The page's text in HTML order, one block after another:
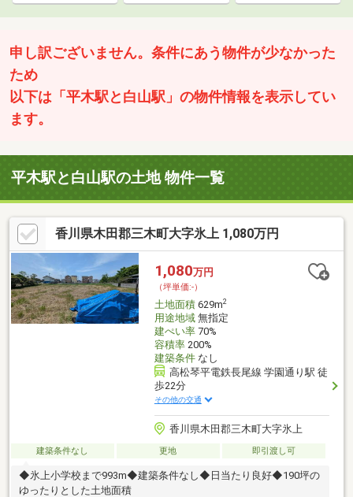
申し訳ございません。条件にあう物件が少なかった
ため
以下は「平木駅と白山駅」の物件情報を表示してい
ます。
平木駅と白山駅の土地 物件一覧
香川県木田郡三木町大字氷上 1,080万円
1,080万円
（坪単価:-）
土地面積629m2
用途地域無指定
建ぺい率70%
容積率200%
建築条件なし
高松琴平電鉄長尾線 学園通り駅 徒
歩22分
その他の交通
香川県木田郡三木町大字氷上
建築条件なし 更地 即引渡し可
◆氷上小学校まで993m◆建築条件なし◆日当たり良好◆190坪の
ゆったりとした土地面積